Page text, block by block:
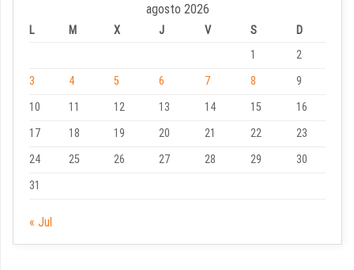
agosto 2026
L M X J V S
D
1
2
3
4 5 6 7 8
9
10
11 12 13 14 15
16
17
18 19 20 21 22
23
24
25 26 27 28 29
30
31
« Jul